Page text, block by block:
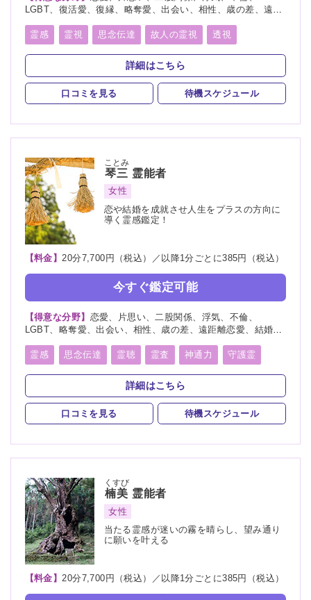
LGBT、復活愛、復縁、略奪愛、出会い、相性、歳の差、遠距
介護、進路、学業、総合運、未来、将来、運勢、心霊相談、霊
障、縁結び、縁切り
霊感 霊視 思念伝達 故人の霊視 透視
未来予知 霊聴 霊査 霊符 霊眼 前世
神通力 守護霊 背後霊 死者霊の降霊
チャネリング オーラリーディング
スピリチュアルカウンセリング 言霊 除霊 浄霊
詳細はこちら
口コミを見る 待機スケジュール
琴三
ことみ
霊能者
女性
恋や結婚を成就させ人生をプラスの方向に
導く霊感鑑定！
【料金】 20分7,700円（税込）／以降1分ごとに385円（税込）
今すぐ鑑定可能
【得意な分野】 恋愛、片思い、二股関係、浮気、不倫、
LGBT、略奪愛、出会い、相性、歳の差、遠距離恋愛、結婚、
業、受験、就職、転職、適職、仕事、経営、人間関係、人生相
談、健康、金運、引越し、開運、故人、生霊、相手の気持ち、
総合運、過去、未来、将来、運勢、命名、改名
霊感 思念伝達 霊聴 霊査 神通力 守護霊
背後霊 オーラリーディング
スピリチュアルカウンセリング チャクラ 波動修正
祝詞
詳細はこちら
口コミを見る 待機スケジュール
楠美
くすび
霊能者
女性
当たる霊感が迷いの霧を晴らし、望み通り
に願いを叶える
【料金】 20分7,700円（税込）／以降1分ごとに385円（税込）